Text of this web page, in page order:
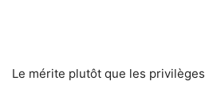
Le mérite plutôt que les privilèges